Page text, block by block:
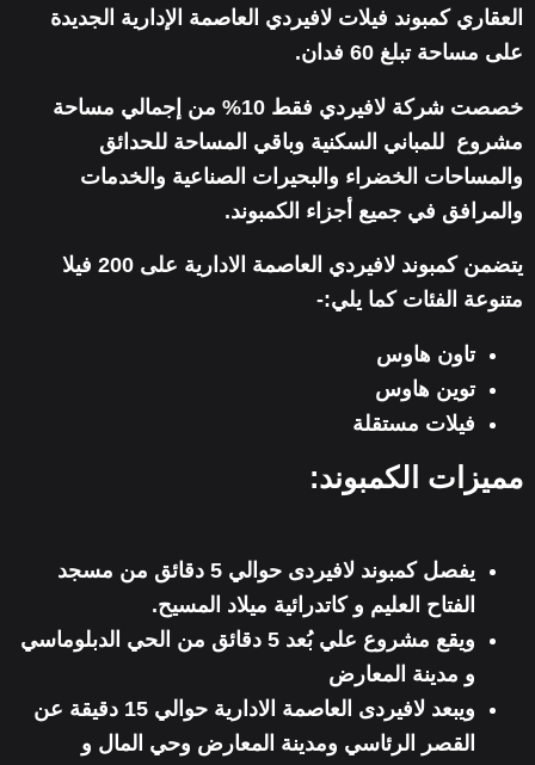
العقاري كمبوند فيلات لافيردي العاصمة الإدارية الجديدة
على مساحة تبلغ 60 فدان.
خصصت شركة لافيردي فقط 10% من إجمالي مساحة
مشروع للمباني السكنية وباقي المساحة للحدائق
والمساحات الخضراء والبحيرات الصناعية والخدمات
والمرافق في جميع أجزاء الكمبوند.
يتضمن كمبوند لافيردي العاصمة الادارية على 200 فيلا
متنوعة الفئات كما يلي:-
تاون هاوس
توين هاوس
فيلات مستقلة
مميزات الكمبوند:
يفصل كمبوند لافيردى حوالي 5 دقائق من مسجد
الفتاح العليم و كاتدرائية ميلاد المسيح.
ويقع مشروع علي بُعد 5 دقائق من الحي الدبلوماسي
و مدينة المعارض
ويبعد لافيردى العاصمة الادارية حوالي 15 دقيقة عن
القصر الرئاسي ومدينة المعارض وحي المال و